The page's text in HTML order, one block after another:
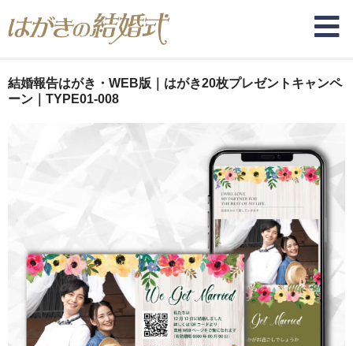
結婚報告はがき・WEB版｜はがき20枚プレゼントキャンペ
ーン｜TYPE01-008